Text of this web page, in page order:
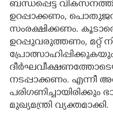
ബന്ധപ്പെട്ട
ഉറപ്പാക്കണം,
സംരക്ഷിക്കണം.
ഉറപ്പുവരുത്തണം, മറ്റ്
നടപ്പാക്കണം. എന്നീ
പരിഗണിച്ചായിരിക്കും
മുഖ്യമന്ത്രി വ്യക്തമാക്കി.